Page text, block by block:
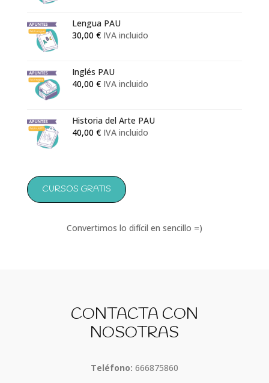
Lengua PAU
30,00 € IVA incluido
Inglés PAU
40,00 € IVA incluido
Historia del Arte PAU
40,00 € IVA incluido
CURSOS GRATIS
Convertimos lo difícil en sencillo =)
CONTACTA CON
NOSOTRAS
Teléfono: 666875860